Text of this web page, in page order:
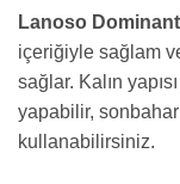
Lanoso
içeriğiyle sağlam
sağlar. Kalın
yapabilir,
kullanabilirsiniz.